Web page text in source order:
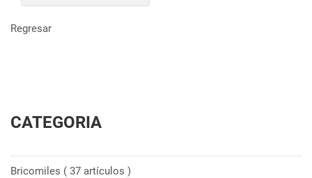
Regresar
CATEGORIA
Bricomiles ( 37 artículos )